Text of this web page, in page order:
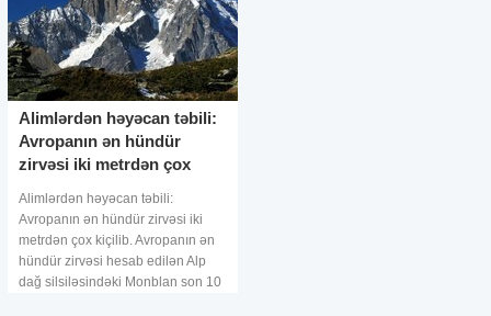
Alimlərdən həyəcan təbili:
Avropanın ən hündür
zirvəsi iki metrdən çox
Alimlərdən həyəcan təbili:
Avropanın ən hündür zirvəsi iki
metrdən çox kiçilib. Avropanın ən
hündür zirvəsi hesab edilən Alp
dağ silsiləsindəki Monblan son 10